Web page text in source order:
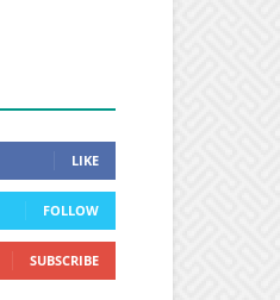
LIKE
FOLLOW
SUBSCRIBE